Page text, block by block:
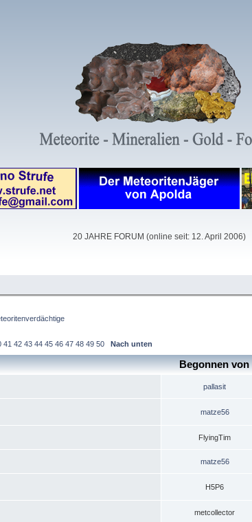
20 JAHRE FORUM (online seit: 12. April 2006)
41 42 43 44 45 46 47 48 49 50 Nach unten
Begonnen von
pallasit
matze56
FlyingTim
matze56
H5P6
metcollector